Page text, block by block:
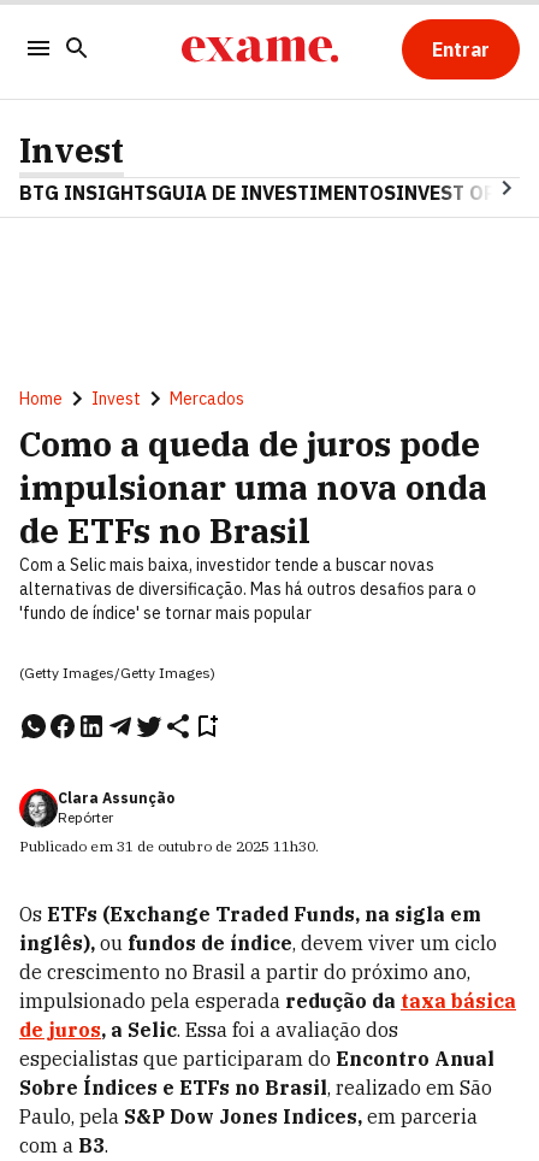
Entrar
Invest
BTG INSIGHTSGUIA DE INVESTIMENTOSINVEST OPINA
Home Invest Mercados
Como a queda de juros pode
impulsionar uma nova onda
de ETFs no Brasil
Com a Selic mais baixa, investidor tende a buscar novas
alternativas de diversificação. Mas há outros desafios para o
'fundo de índice' se tornar mais popular
(Getty Images/Getty Images)
Clara Assunção
Repórter
Publicado em 31 de outubro de 2025 11h30.
Os ETFs (Exchange Traded Funds, na sigla em
inglês), ou fundos de índice, devem viver um ciclo
de crescimento no Brasil a partir do próximo ano,
impulsionado pela esperada redução da taxa básica
de juros, a Selic. Essa foi a avaliação dos
especialistas que participaram do Encontro Anual
Sobre Índices e ETFs no Brasil, realizado em São
Paulo, pela S&P Dow Jones Indices, em parceria
com a B3.